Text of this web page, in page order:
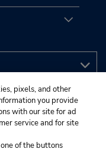
pixels, and other
you provide
with our site for ad
service and for site
of the buttons